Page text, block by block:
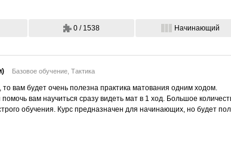
0 / 1538 Начинающий
Базовое обучение, Тактика
вам будет очень полезна практика матования одним ходом.
вам научиться сразу видеть мат в 1 ход. Большое
обучения. Курс предназначен для начинающих, но будет